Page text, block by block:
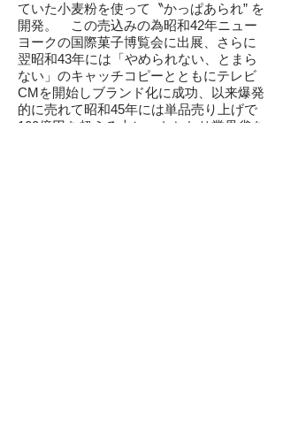
ていた小麦粉を使って
〝かっぱあられ” を
開発。 この売込みの為昭和42年ニュー
ヨークの国際菓子博覧会に出展、さらに
翌昭和43年には「やめられない、とまら
ない」のキャッチコピーとともにテレビ
CMを開始しブランド化に成功、以来爆発
的に売れて昭和45年には単品売り上げで
100億円を超える大ヒットとなり業界雀を